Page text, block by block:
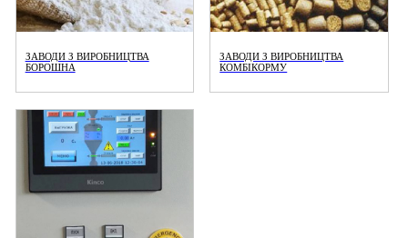
ЗАВОДИ З ВИРОБНИЦТВА
БОРОШНА
ЗАВОДИ З ВИРОБНИЦТВА
КОМБІКОРМУ